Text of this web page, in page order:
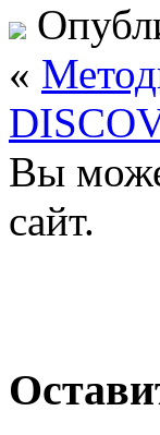
«
Вы
сайт.